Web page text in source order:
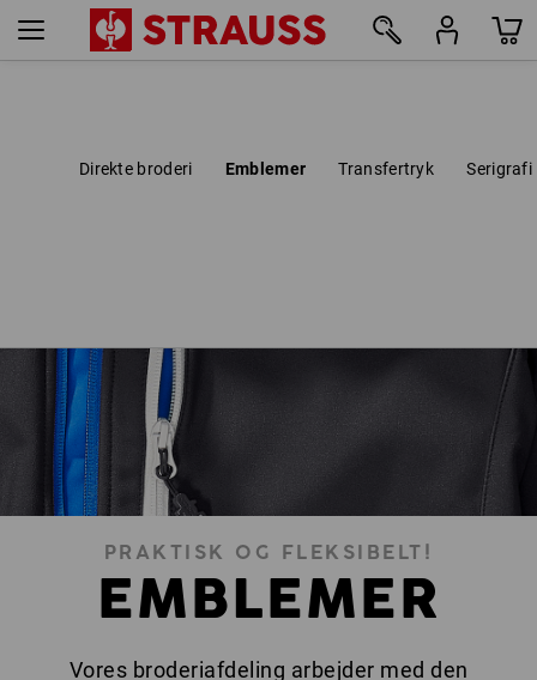
Direkte broderi Emblemer Transfertryk Serigrafi
PRAKTISK OG FLEKSIBELT!
EMBLEMER
Vores broderiafdeling arbejder med den